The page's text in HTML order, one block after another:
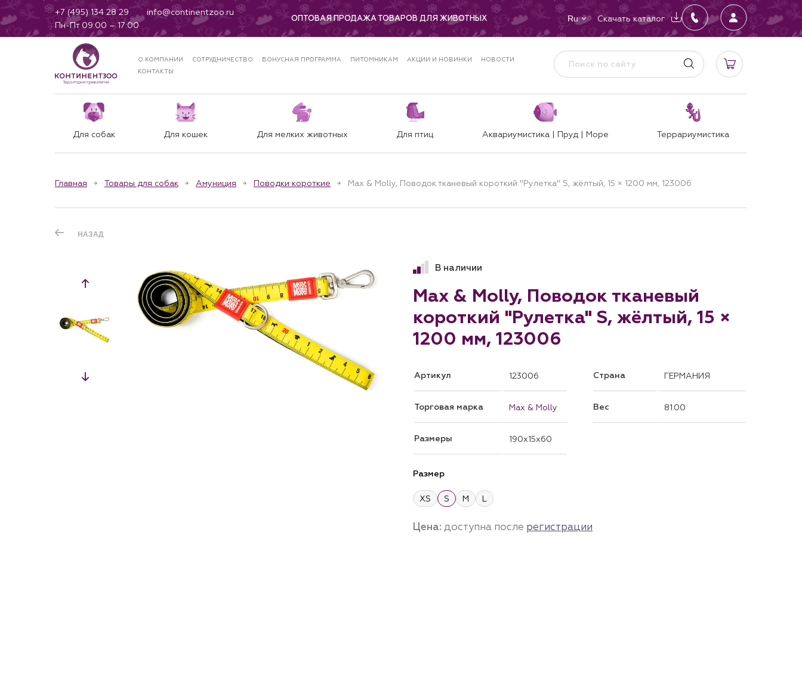
+7 (495) 134 28 29
info@continentzoo.ru
Пн-Пт 09:00 – 17:00
ОПТОВАЯ ПРОДАЖА ТОВАРОВ ДЛЯ ЖИВОТНЫХ Ru Скачать каталог
О КОМПАНИИ СОТРУДНИЧЕСТВО БОНУСНАЯ ПРОГРАММА ПИТОМНИКАМ АКЦИИ И НОВИНКИ
НОВОСТИ
КОНТАКТЫ
Для собак Для кошек Для мелких животных Для птиц Аквариумистика | Пруд | Море Террариумистика
Главная Товары для собак Амуниция Поводки короткие Max & Molly, Поводок тканевый короткий "Рулетка" S, жёлтый, 15 × 1200 мм, 123006
НАЗАД
В наличии
Max & Molly, Поводок тканевый
короткий "Рулетка" S, жёлтый, 15 ×
1200 мм, 123006
Артикул 123006
Торговая марка Max & Molly
Размеры 190x15x60
Страна ГЕРМАНИЯ
Вес 81.00
Размер
XS S M L
Цена: доступна после регистрации